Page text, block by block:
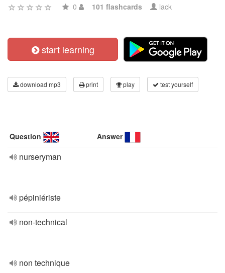
0 101 flashcards lack
start learning
download mp3 print play test yourself
Question Answer
nurseryman
pépiniériste
non-technical
non technique